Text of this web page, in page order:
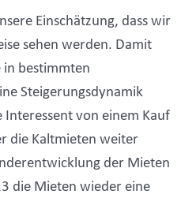
Einschätzung, dass wir
sehen werden. Damit
in bestimmten
Steigerungsdynamik
von einem Kauf
die Kaltmieten weiter
der Mieten
die Mieten wieder eine